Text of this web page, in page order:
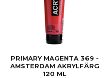
PRIMARY MAGENTA 369 -
AMSTERDAM AKRYLFÄRG
120 ML